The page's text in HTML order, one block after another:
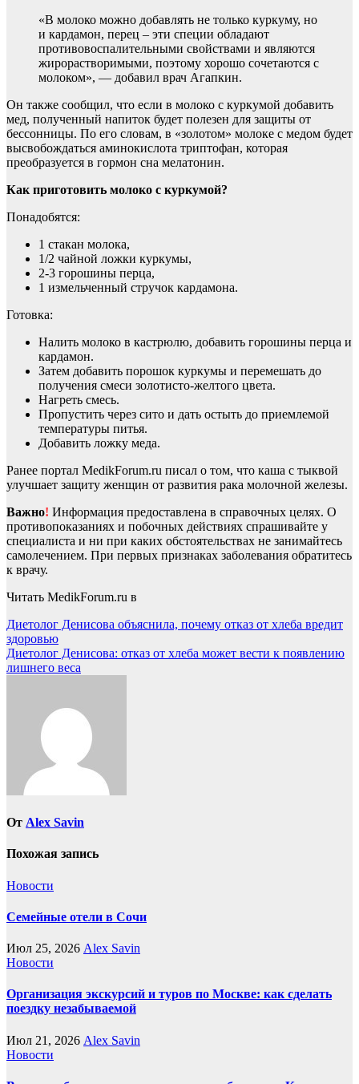
«В молоко можно добавлять не только куркуму, но
и кардамон, перец – эти специи обладают
противовоспалительными свойствами и являются
жирорастворимыми, поэтому хорошо сочетаются с
молоком», — добавил врач Агапкин.
Он также сообщил, что если в молоко с куркумой добавить
мед, полученный напиток будет полезен для защиты от
бессонницы. По его словам, в «золотом» молоке с медом будет
высвобождаться аминокислота триптофан, которая
преобразуется в гормон сна мелатонин.
Как приготовить молоко с куркумой?
Понадобятся:
1 стакан молока,
1/2 чайной ложки куркумы,
2-3 горошины перца,
1 измельченный стручок кардамона.
Готовка:
Налить молоко в кастрюлю, добавить горошины перца и
кардамон.
Затем добавить порошок куркумы и перемешать до
получения смеси золотисто-желтого цвета.
Нагреть смесь.
Пропустить через сито и дать остыть до приемлемой
температуры питья.
Добавить ложку меда.
Ранее портал MedikForum.ru писал о том, что каша с тыквой
улучшает защиту женщин от развития рака молочной железы.
Важно! Информация предоставлена в справочных целях. О
противопоказаниях и побочных действиях спрашивайте у
специалиста и ни при каких обстоятельствах не занимайтесь
самолечением. При первых признаках заболевания обратитесь
к врачу.
Читать MedikForum.ru в
Навигация
по
записям
Диетолог Денисова объяснила, почему отказ от хлеба вредит
здоровью
Диетолог Денисова: отказ от хлеба может вести к появлению
лишнего веса
От Alex Savin
Похожая запись
Новости
Семейные отели в Сочи
Июл 25, 2026 Alex Savin
Новости
Организация экскурсий и туров по Москве: как сделать
поездку незабываемой
Июл 21, 2026 Alex Savin
Новости